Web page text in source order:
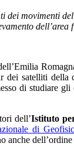
movimenti
dell’area
satelliti della
di studiare
dell’Istituto
di
anche